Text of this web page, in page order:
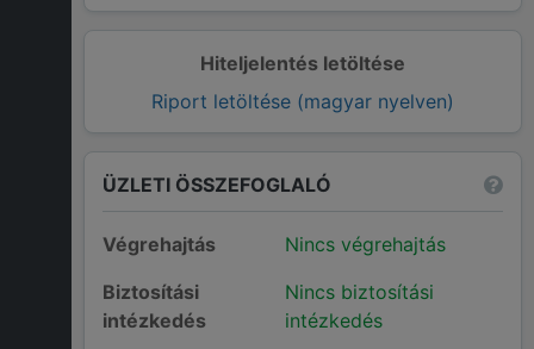
Hiteljelentés letöltése
Riport letöltése (magyar nyelven)
ÜZLETI ÖSSZEFOGLALÓ
Végrehajtás
Nincs végrehajtás
Biztosítási
intézkedés
Nincs biztosítási
intézkedés